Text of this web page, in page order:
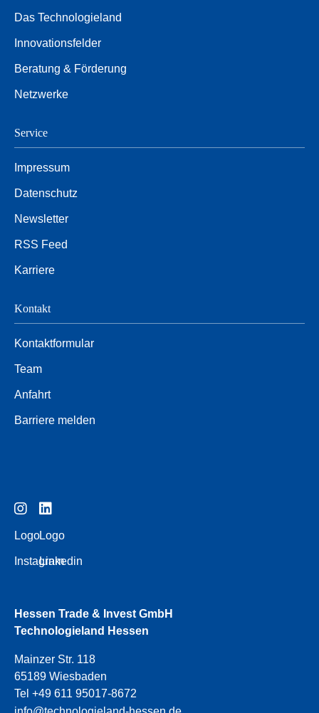
Das Technologieland
Innovationsfelder
Beratung & Förderung
Netzwerke
Service
Impressum
Datenschutz
Newsletter
RSS Feed
Karriere
Kontakt
Kontaktformular
Team
Anfahrt
Barriere melden
Logo
Instagram
Logo
Linkedin
Hessen Trade & Invest GmbH
Technologieland Hessen
Mainzer Str. 118
65189 Wiesbaden
Tel +49 611 95017-8672